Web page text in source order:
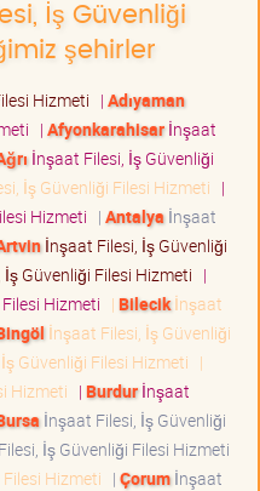
İş Güvenliği
şehirler
Hizmeti | Adıyaman
| Afyonkarahisarİnşaat
İnşaat Filesi, İş Güvenliği
İş Güvenliği Filesi Hizmeti |
Hizmeti | Antalya İnşaat
İnşaat Filesi, İş Güvenliği
Güvenliği Filesi Hizmeti |
Hizmeti | Bilecikİnşaat
İnşaat Filesi, İş Güvenliği
Güvenliği Filesi Hizmeti |
Hizmeti | Burdurİnşaat
İnşaat Filesi, İş Güvenliği
İş Güvenliği Filesi Hizmeti
Hizmeti | Çorumİnşaat